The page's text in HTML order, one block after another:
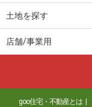
土地を探す
店舗/事業用
goo住宅・不動産とは